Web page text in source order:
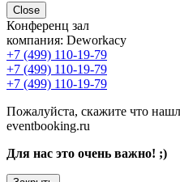
Close
Конференц зал
компания: Deworkacy
+7 (499) 110-19-79
+7 (499) 110-19-79
+7 (499) 110-19-79
Пожалуйста, скажите что
eventbooking.ru
Для нас это очень важно! ;)